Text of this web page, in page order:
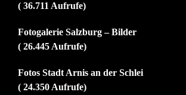
( 36.711 Aufrufe)
Fotogalerie Salzburg – Bilder
( 26.445 Aufrufe)
Fotos Stadt Arnis an der Schlei
( 24.350 Aufrufe)